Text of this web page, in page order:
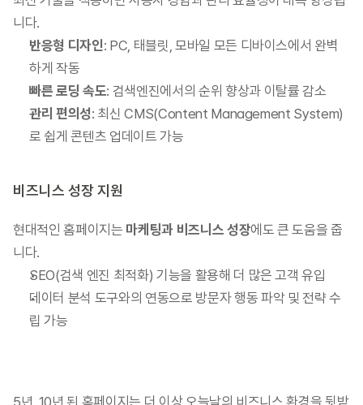
니다.
반응형 디자인: PC, 태블릿, 모바일 모든 디바이스에서 완벽
하게 작동
빠른 로딩 속도: 검색엔진에서의 순위 향상과 이탈률 감소
관리 편의성: 최신 CMS(Content Management System)
로 쉽게 콘텐츠 업데이트 가능
비즈니스 성장 지원
현대적인 홈페이지는 마케팅과 비즈니스 성장에도 큰 도움을 줍
니다.
SEO(검색 엔진 최적화) 기능을 활용해 더 많은 고객 유입
데이터 분석 도구와의 연동으로 방문자 행동 파악 및 전략 수
립 가능
5년, 10년 된 홈페이지는 더 이상 오늘날의 비즈니스 환경을 뒷받